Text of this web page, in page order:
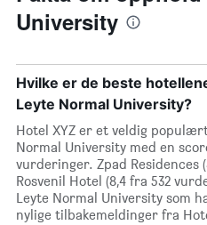
University
Hvilke er de beste
Leyte Normal University?
Hotel XYZ er et veldig
Normal University med en
vurderinger. Zpad Residences
Rosvenil Hotel (8,4 fra 532
Leyte Normal University som
nylige tilbakemeldinger fra